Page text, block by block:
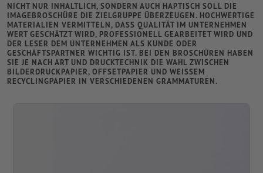
NICHT NUR INHALTLICH, SONDERN AUCH HAPTISCH SOLL DIE
IMAGEBROSCHÜRE DIE ZIELGRUPPE ÜBERZEUGEN. HOCHWERTIGE
MATERIALIEN VERMITTELN, DASS QUALITÄT IM UNTERNEHMEN
WERT GESCHÄTZT WIRD, PROFESSIONELL GEARBEITET WIRD UND
DER LESER DEM UNTERNEHMEN ALS KUNDE ODER
GESCHÄFTSPARTNER WICHTIG IST. BEI DEN BROSCHÜREN HABEN
SIE JE NACH ART UND DRUCKTECHNIK DIE WAHL ZWISCHEN
BILDERDRUCKPAPIER, OFFSETPAPIER UND WEISSEM R
ECYCLINGPAPIER IN VERSCHIEDENEN GRAMMATUREN.